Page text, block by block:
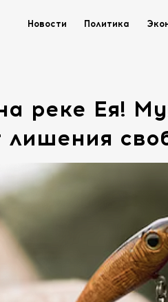
Новости Политика
реке Ея!
лишения